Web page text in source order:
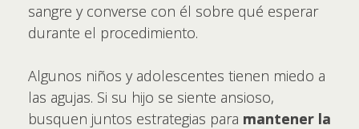
sangre y converse con él sobre qué esperar
durante el procedimiento.
Algunos niños y adolescentes tienen miedo a
las agujas. Si su hijo se siente ansioso,
busquen juntos estrategias para mantener la